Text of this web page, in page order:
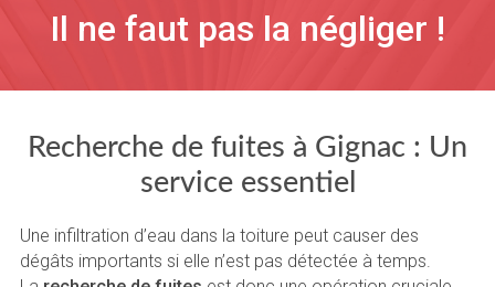
Il ne faut pas la négliger !
Recherche de fuites à Gignac : Un
service essentiel
Une infiltration d’eau dans la toiture peut causer des
dégâts importants si elle n’est pas détectée à temps.